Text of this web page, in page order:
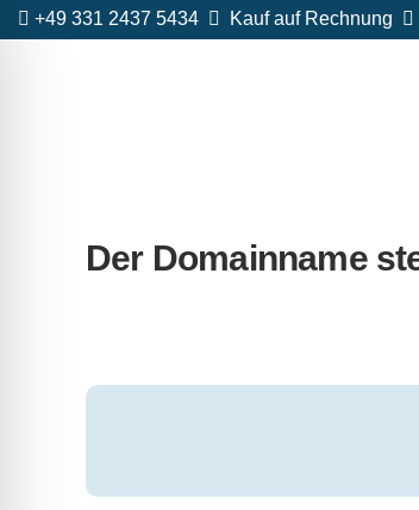
+49 331 2437 5434 Kauf auf Rechnung
Der Domainname